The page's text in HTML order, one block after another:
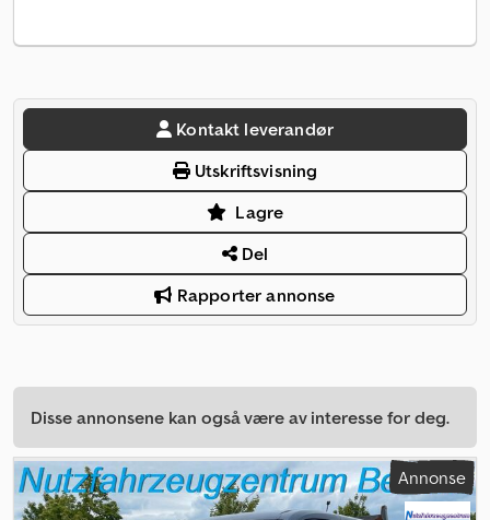
Kontakt leverandør
Utskriftsvisning
Lagre
Del
Rapporter annonse
Disse annonsene kan også være av interesse for deg.
Annonse